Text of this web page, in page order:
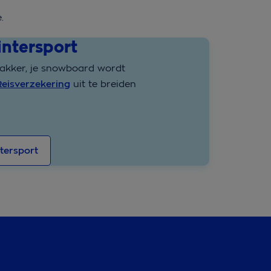
je snowboard wordt
uit te breiden